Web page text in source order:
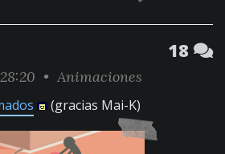
18
• Animaciones
(gracias Mai-K)